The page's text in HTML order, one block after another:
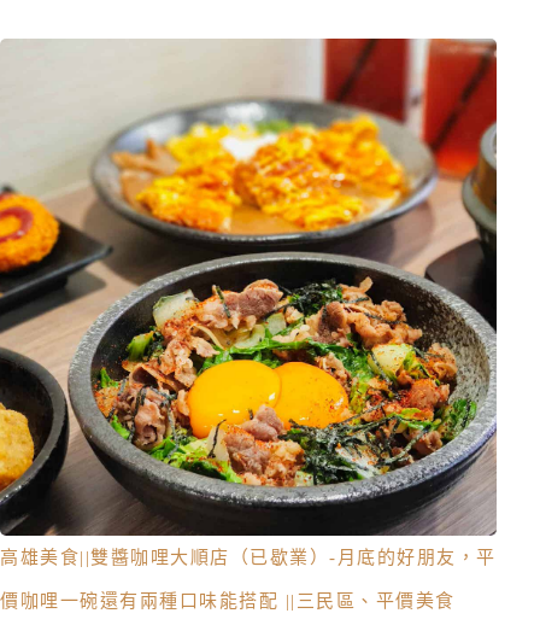
高雄美食||雙醬咖哩大順店（已歇業）-月底的好朋友，平
價咖哩一碗還有兩種口味能搭配 ||三民區、平價美食